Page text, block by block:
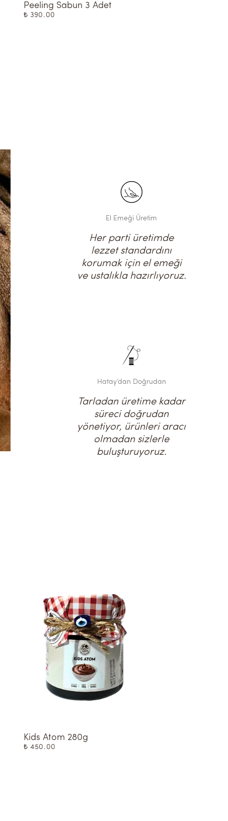
Peeling Sabun 3 Adet
₺ 390.00
El Emeği Üretim
Her parti üretimde
lezzet standardını
korumak için el emeği
ve ustalıkla hazırlıyoruz.
Hatay’dan Doğrudan
Tarladan üretime kadar
süreci doğrudan
yönetiyor, ürünleri aracı
olmadan sizlerle
buluşturuyoruz.
Kids Atom 280g
₺ 450.00